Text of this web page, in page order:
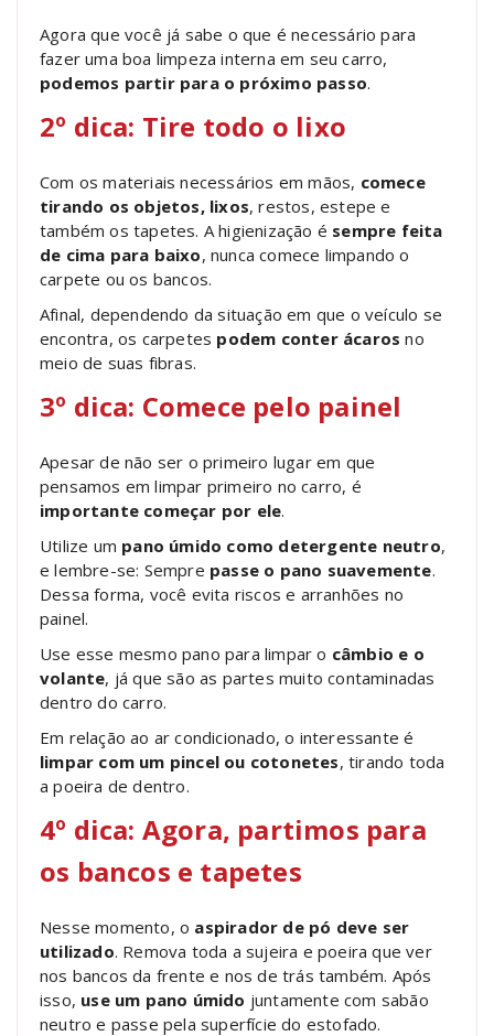
Agora que você já sabe o que é necessário para
fazer uma boa limpeza interna em seu carro,
podemos partir para o próximo passo.
2º dica: Tire todo o lixo
Com os materiais necessários em mãos, comece
tirando os objetos, lixos, restos, estepe e
também os tapetes. A higienização é sempre feita
de cima para baixo, nunca comece limpando o
carpete ou os bancos.
Afinal, dependendo da situação em que o veículo se
encontra, os carpetes podem conter ácaros no
meio de suas fibras.
3º dica: Comece pelo painel
Apesar de não ser o primeiro lugar em que
pensamos em limpar primeiro no carro, é
importante começar por ele.
Utilize um pano úmido como detergente neutro,
e lembre-se: Sempre passe o pano suavemente.
Dessa forma, você evita riscos e arranhões no
painel.
Use esse mesmo pano para limpar o câmbio e o
volante, já que são as partes muito contaminadas
dentro do carro.
Em relação ao ar condicionado, o interessante é
limpar com um pincel ou cotonetes, tirando toda
a poeira de dentro.
4º dica: Agora, partimos para
os bancos e tapetes
Nesse momento, o aspirador de pó deve ser
utilizado. Remova toda a sujeira e poeira que ver
nos bancos da frente e nos de trás também. Após
isso, use um pano úmido juntamente com sabão
neutro e passe pela superfície do estofado.